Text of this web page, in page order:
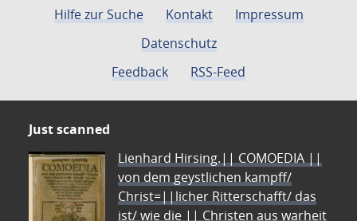
Hilfe zur Suche Kontakt
Impressum
Datenschutz
Feedback
RSS-Feed
Just scanned
Lienhard Hirsing.|| COMOEDIA ||
von dem geystlichen kampff/
Christ=||licher Ritterschafft/ das
ist/ wie die || Christen aus warheit